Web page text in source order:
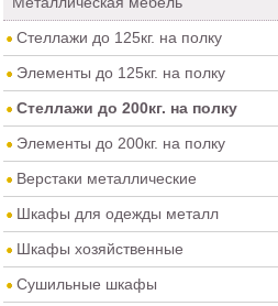
Стеллажи до 125кг. на полку
Элементы до 125кг. на полку
Стеллажи до 200кг. на полку
Элементы до 200кг. на полку
Верстаки металлические
Шкафы для одежды металл
Шкафы хозяйственные
Сушильные шкафы